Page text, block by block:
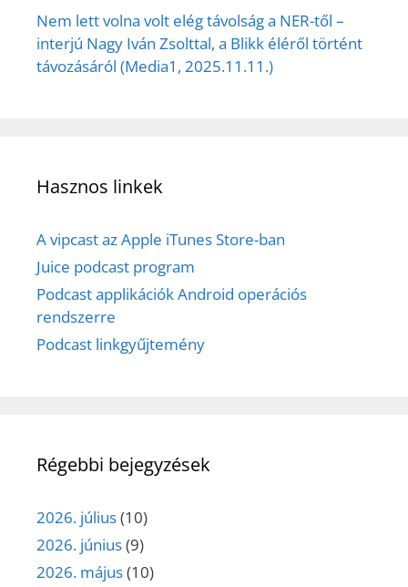
Nem lett volna volt elég távolság a NER-től –
interjú Nagy Iván Zsolttal, a Blikk éléről történt
távozásáról (Media1, 2025.11.11.)
Hasznos linkek
A vipcast az Apple iTunes Store-ban
Juice podcast program
Podcast applikációk Android operációs
rendszerre
Podcast linkgyűjtemény
Régebbi bejegyzések
2026. július(10)
2026. június(9)
2026. május(10)